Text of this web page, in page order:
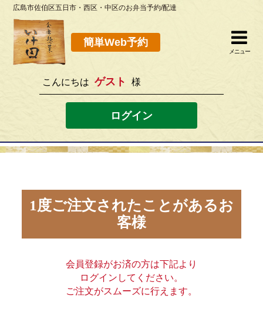
閉じる
082-923-8298
[営業時間]10：30~19：00 [定休日]水曜
このサイトの使い方
プライバシーポリシー
サイトマップ
広島市佐伯区五日市・西区・中区のお弁当予約/配達
簡単Web予約
メニュー
こんにちは ゲスト 様
ログイン
1度ご注文されたことがあるお
客様
会員登録がお済の方は下記より
ログインしてください。
ご注文がスムーズに行えます。